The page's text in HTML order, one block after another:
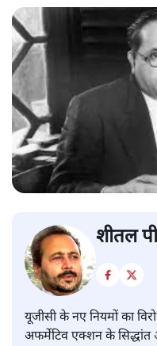
शीतल
यूजीसी के नए नियमों का
अफर्मेटिव एक्शन के